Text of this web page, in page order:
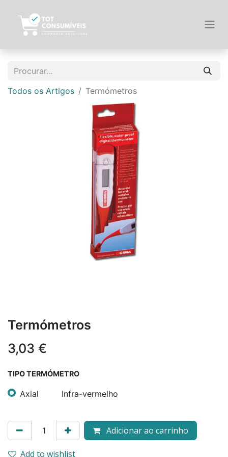
Todos os Artigos Termómetros
Termómetros
3,03 €
TIPO TERMÓMETRO
Axial Infra-vermelho
Adicionar ao carrinho
Add to wishlist